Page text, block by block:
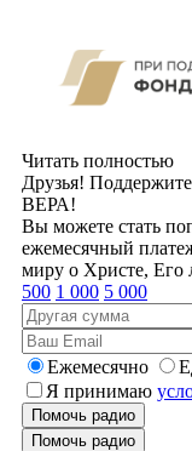
Читать полностью
Друзья!
ВЕРА!
Вы можете стать
ежемесячный
миру о Христе, Его
500 1 000 5 000
Ежемесячно
Я принимаю
Помочь радио
Помочь радио